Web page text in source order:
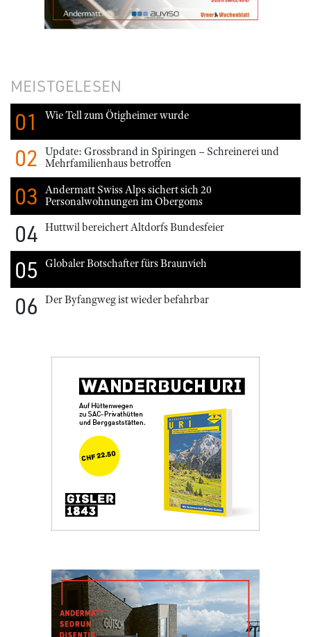
MEISTGELESEN
01 Wie Tell zum Ötigheimer wurde
02 Update: Grossbrand in Spiringen – Schreinerei und
Mehrfamilienhaus betroffen
03 Andermatt Swiss Alps sichert sich 20
Personalwohnungen im Obergoms
04 Huttwil bereichert Altdorfs Bundesfeier
05 Globaler Botschafter fürs Braunvieh
06 Der Byfangweg ist wieder befahrbar